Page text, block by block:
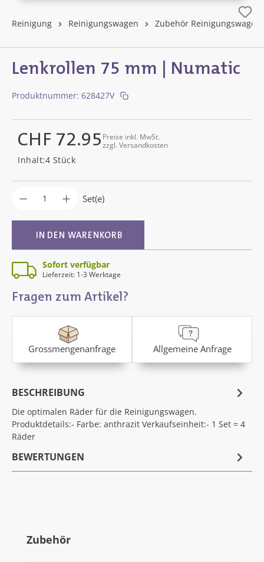
Reinigung Reinigungswagen Zubehör Reinigungswagen
Lenkrollen 75 mm | Numatic
Regulärer Preis:
CHF 72.95 Preise inkl. MwSt.
zzgl. Versandkosten
Inhalt:4 Stück
Produkt Anzahl: Gib den gewünschten
Set(e)
IN DEN WARENKORB
Sofort verfügbar
Lieferzeit: 1-3 Werktage
Produktnummer: 628427V
Fragen zum Artikel?
Grossmengenanfrage Allgemeine Anfrage
BESCHREIBUNG
Die optimalen Räder für die Reinigungswagen.
Produktdetails:- Farbe: anthrazit Verkaufseinheit:- 1 Set = 4
Räder
BEWERTUNGEN
Produktgalerie überspringen
Zubehör